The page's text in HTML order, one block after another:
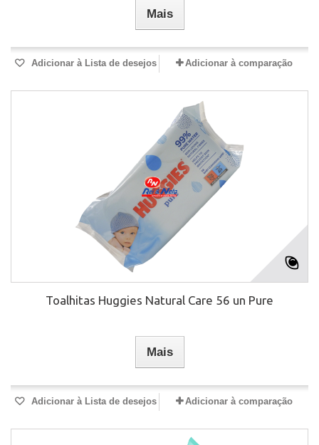
Mais
Adicionar à Lista de desejos Adicionar à comparação
Toalhitas Huggies Natural Care 56 un Pure
Mais
Adicionar à Lista de desejos Adicionar à comparação